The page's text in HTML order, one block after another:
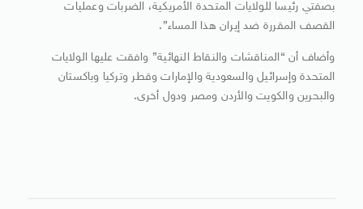
بصفتي رئيسا للولايات ​المتحدة ⁠الأمريكية، الضربات وعمليات
القصف المقررة ضد إيران هذا المساء”.
وأضاف أن “المناقشات والنقاط النهائية” وافقت عليها ⁠الولايات ​
المتحدة وإسرائيل والسعودية والإمارات وقطر ​وتركيا وباكستان
والبحرين والكويت والأردن ومصر ودول أخرى.